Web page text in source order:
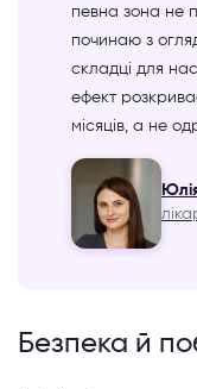
певна зона не
починаю з
складці для
ефект
місяців, а не
Безпека й